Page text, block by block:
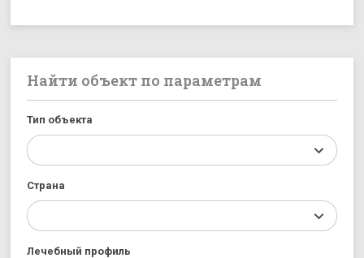
Найти объект по параметрам
Тип объекта
Страна
Лечебный профиль